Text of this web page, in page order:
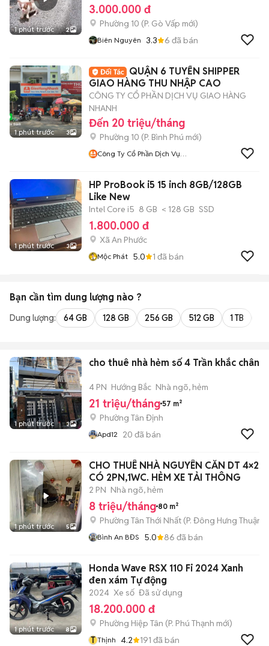
1 phút trước 2
3.000.000 đ
Phường 10 (P. Gò Vấp mới)
Biên Nguyên 3.3 6 đã bán
1 phút trước 3
QUẬN 6 TUYỂN SHIPPER
GIAO HÀNG THU NHẬP CAO
CÔNG TY CỔ PHẦN DỊCH VỤ GIAO HÀNG
NHANH
Đến 20 triệu/tháng
Phường 10 (P. Bình Phú mới)
Công Ty Cổ Phần Dịch Vụ
1 phút trước 3
HP ProBook i5 15 inch 8GB/128GB
Like New
Intel Core i5 8 GB < 128 GB SSD
1.800.000 đ
Xã An Phước
Mộc Phát 5.0 1 đã bán
Bạn cần tìm dung lượng nào ?
Dung lượng: 64 GB 128 GB 256 GB 512 GB 1 TB
1 phút trước 3
cho thuê nhà hẻm số 4 Trần khắc chân
4 PN Hướng Bắc Nhà ngõ, hẻm
21 triệu/tháng 57 m²
Phường Tân Định
Apd12 20 đã bán
1 phút trước 5
CHO THUÊ NHÀ NGUYÊN CĂN DT 4×20
CÓ 2PN,1WC. HẺM XE TẢI THÔNG
2 PN Nhà ngõ, hẻm
8 triệu/tháng 80 m²
Phường Tân Thới Nhất (P. Đông Hưng Thuận
Bình An BĐS 5.0 86 đã bán
1 phút trước 8
Honda Wave RSX 110 Fi 2024 Xanh
đen xám Tự động
2024 Xe số Đã sử dụng
18.200.000 đ
Phường Hiệp Tân (P. Phú Thạnh mới)
T Thịnh 4.2 191 đã bán